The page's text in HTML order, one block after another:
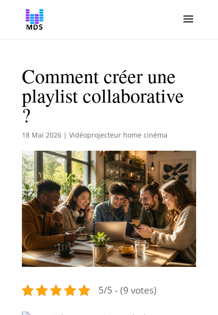
Comment créer une
playlist collaborative
?
18 Mai 2026| Vidéoprojecteur home cinéma
5/5 - (9 votes)